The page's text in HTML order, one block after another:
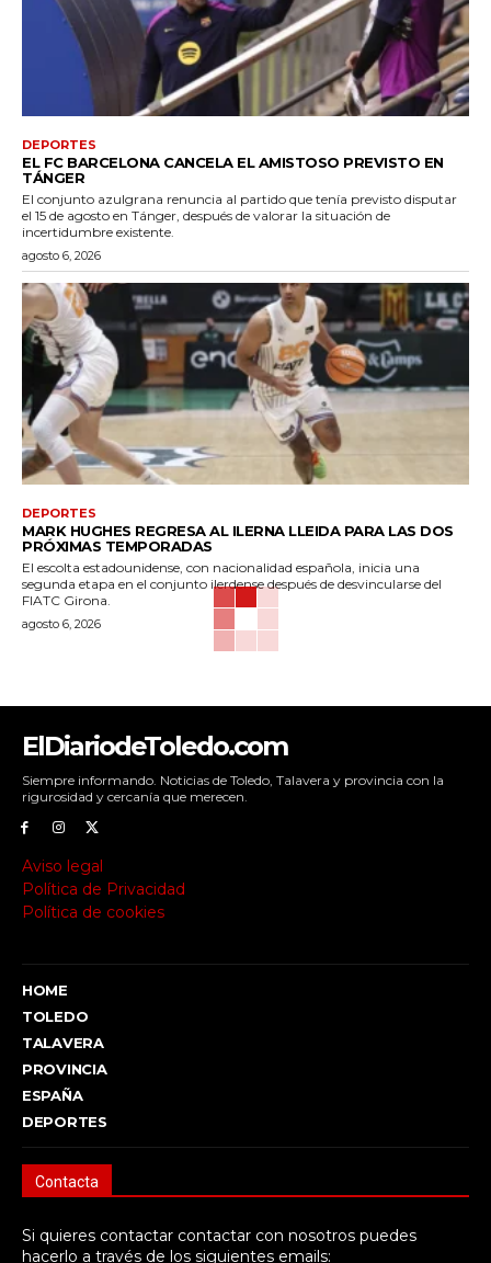
DEPORTES
EL FC BARCELONA CANCELA EL AMISTOSO PREVISTO EN
TÁNGER
El conjunto azulgrana renuncia al partido que tenía previsto disputar
el 15 de agosto en Tánger, después de valorar la situación de
incertidumbre existente.
agosto 6, 2026
DEPORTES
MARK HUGHES REGRESA AL ILERNA LLEIDA PARA LAS DOS
PRÓXIMAS TEMPORADAS
El escolta estadounidense, con nacionalidad española, inicia una
segunda etapa en el conjunto ilerdense después de desvincularse del
FIATC Girona.
agosto 6, 2026
ElDiariodeToledo.com
Siempre informando. Noticias de Toledo, Talavera y provincia con la
rigurosidad y cercanía que merecen.
Aviso legal
Política de Privacidad
Política de cookies
HOME
TOLEDO
TALAVERA
PROVINCIA
ESPAÑA
DEPORTES
Contacta
Si quieres contactar contactar con nosotros puedes
hacerlo a través de los siguientes emails: